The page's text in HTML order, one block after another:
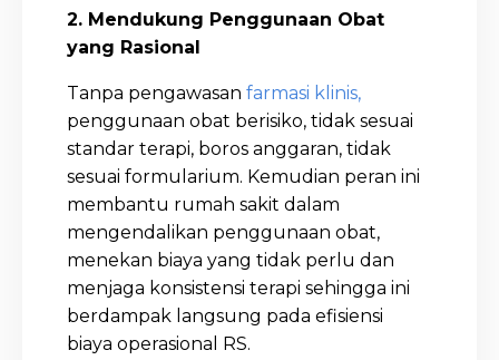
2. Mendukung Penggunaan Obat
yang Rasional
Tanpa pengawasan farmasi klinis,
penggunaan obat berisiko, tidak sesuai
standar terapi, boros anggaran, tidak
sesuai formularium. Kemudian peran ini
membantu rumah sakit dalam
mengendalikan penggunaan obat,
menekan biaya yang tidak perlu dan
menjaga konsistensi terapi sehingga ini
berdampak langsung pada efisiensi
biaya operasional RS.